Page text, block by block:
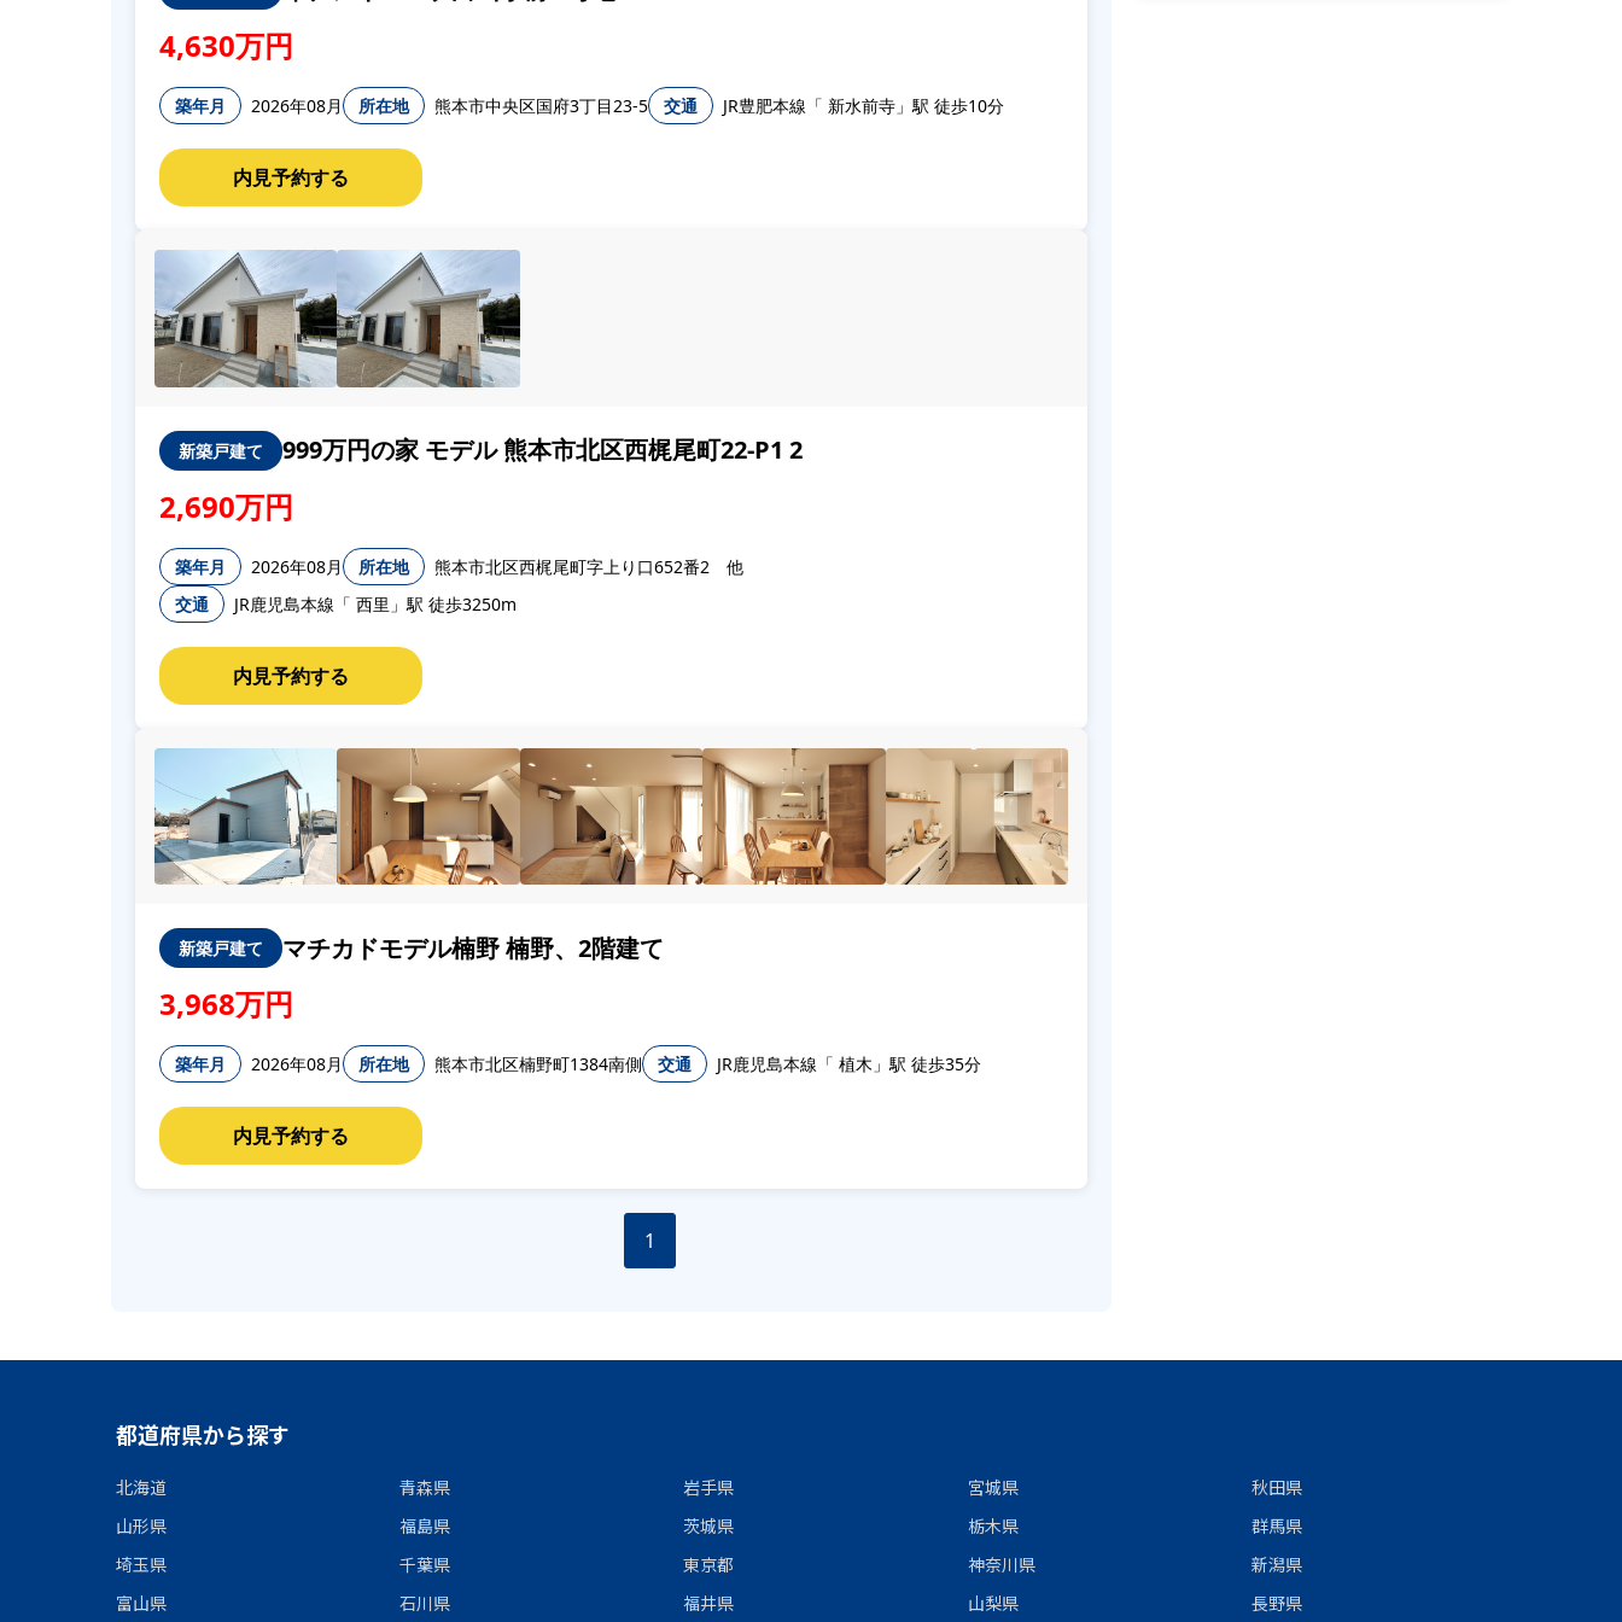
4,630万円
築年月 2026年08月 所在地 熊本市中央区国府3丁目23-5 交通 JR豊肥本線「 新水前寺」駅 徒歩10分
新築戸建て 999万円の家 モデル 熊本市北区西梶尾町22-P1 2
2,690万円
築年月 2026年08月 所在地
熊本市北区西梶尾町字上り口652番2 他
交通
JR鹿児島本線「 西里」駅 徒歩3250m
新築戸建て マチカドモデル楠野 楠野、2階建て
3,968万円
築年月 2026年08月 所在地 熊本市北区楠野町1384南側 交通 JR鹿児島本線「 植木」駅 徒歩35分
1
都道府県から探す
北海道 青森県 岩手県 宮城県
秋田県
山形県
福島県 茨城県 栃木県
群馬県
埼玉県
千葉県 東京都 神奈川県
新潟県
富山県
石川県 福井県 山梨県 長野県